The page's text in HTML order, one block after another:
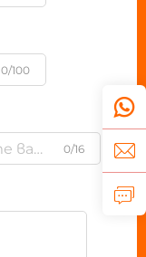
0/100
0/16